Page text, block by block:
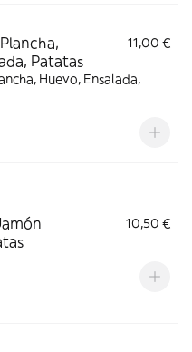
Patatas
11,00 €
Huevo, Ensalada,
10,50 €